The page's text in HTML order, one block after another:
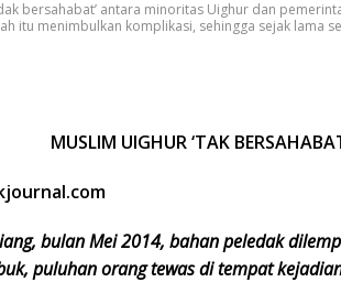
bersahabat’ antara minoritas Uighur dan
itu menimbulkan komplikasi, sehingga sejak lama
MUSLIM UIGHUR ‘TAK
bulan Mei 2014, bahan peledak
puluhan orang tewas di tempat